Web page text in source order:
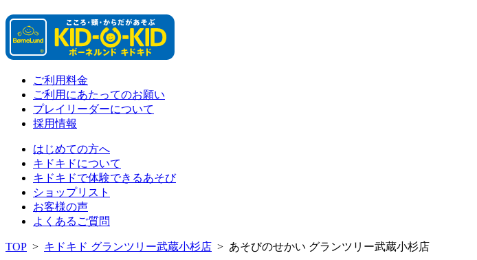
ご利用料金
ご利用にあたってのお願い
プレイリーダーについて
採用情報
はじめての方へ
キドキドについて
キドキドで体験できるあそび
ショップリスト
お客様の声
よくあるご質問
TOP > キドキド グランツリー武蔵小杉店 > あそびのせかい グランツリー武蔵小杉店